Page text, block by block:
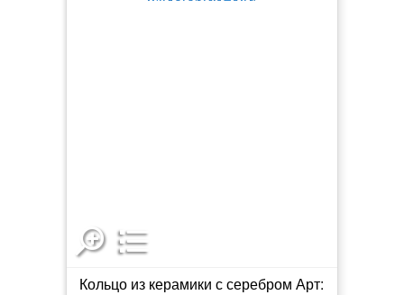
Кольцо из керамики с серебром Арт: